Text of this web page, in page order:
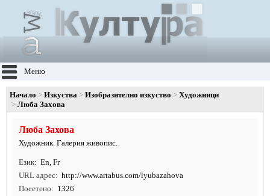
Меню
Начало Изкуства Изобразително изкуство
Художници
Люба Захова
Люба Захова
Художник. Галерия живопис.
Език En, Fr
URL адрес
http://www.artabus.com/lyubazahova
Посетено
1326